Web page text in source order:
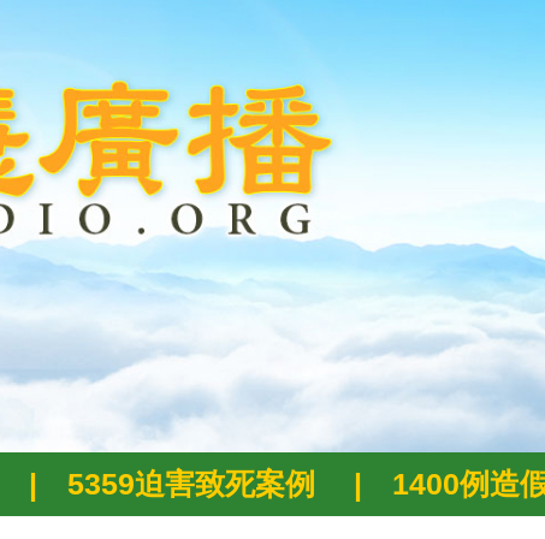
| 5359迫害致死案例 | 1400例造